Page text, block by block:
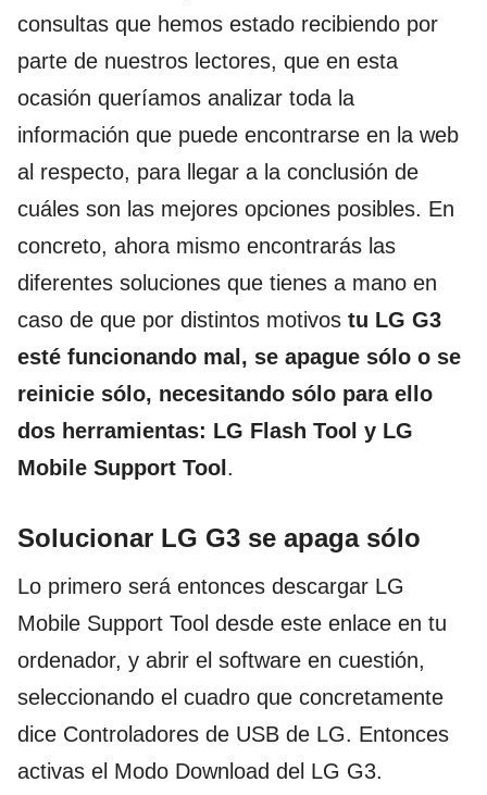
consultas que hemos estado recibiendo por
parte de nuestros lectores, que en esta
ocasión queríamos analizar toda la
información que puede encontrarse en la web
al respecto, para llegar a la conclusión de
cuáles son las mejores opciones posibles. En
concreto, ahora mismo encontrarás las
diferentes soluciones que tienes a mano en
caso de que por distintos motivos tu LG G3
esté funcionando mal, se apague sólo o se
reinicie sólo, necesitando sólo para ello
dos herramientas: LG Flash Tool y LG
Mobile Support Tool .
Solucionar LG G3 se apaga sólo
Lo primero será entonces descargar LG
Mobile Support Tool desde este enlace en tu
ordenador, y abrir el software en cuestión,
seleccionando el cuadro que concretamente
dice Controladores de USB de LG. Entonces
activas el Modo Download del LG G3.